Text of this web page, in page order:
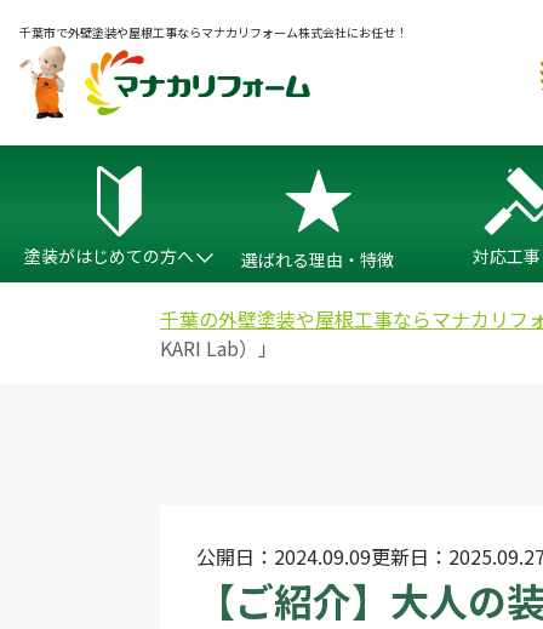
千葉市で外壁塗装や屋根工事ならマナカリフォーム株式会社にお任せ！
塗装がはじめての方へ 選ばれる理由・特徴 対応工事
千葉の外壁塗装や屋根工事ならマナカリフ
KARI Lab）」
公開日： 2024.09.09更新日：
【ご紹介】大人の